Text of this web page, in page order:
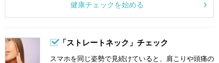
健康チェックを始める
「ストレートネック」チェック
スマホを同じ姿勢で見続けていると、肩こりや頭痛の